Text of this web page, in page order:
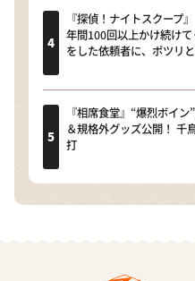
『探偵！ナイトスクープ
年間100回以上かけ続け
をした依頼者に、ポツリ
『相席食堂』“爆烈ボイ
＆規格外グッズ公開！ 千
打